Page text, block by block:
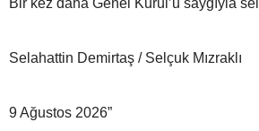
Selahattin Demirtaş / Selçuk Mızraklı
9 Ağustos 2026”